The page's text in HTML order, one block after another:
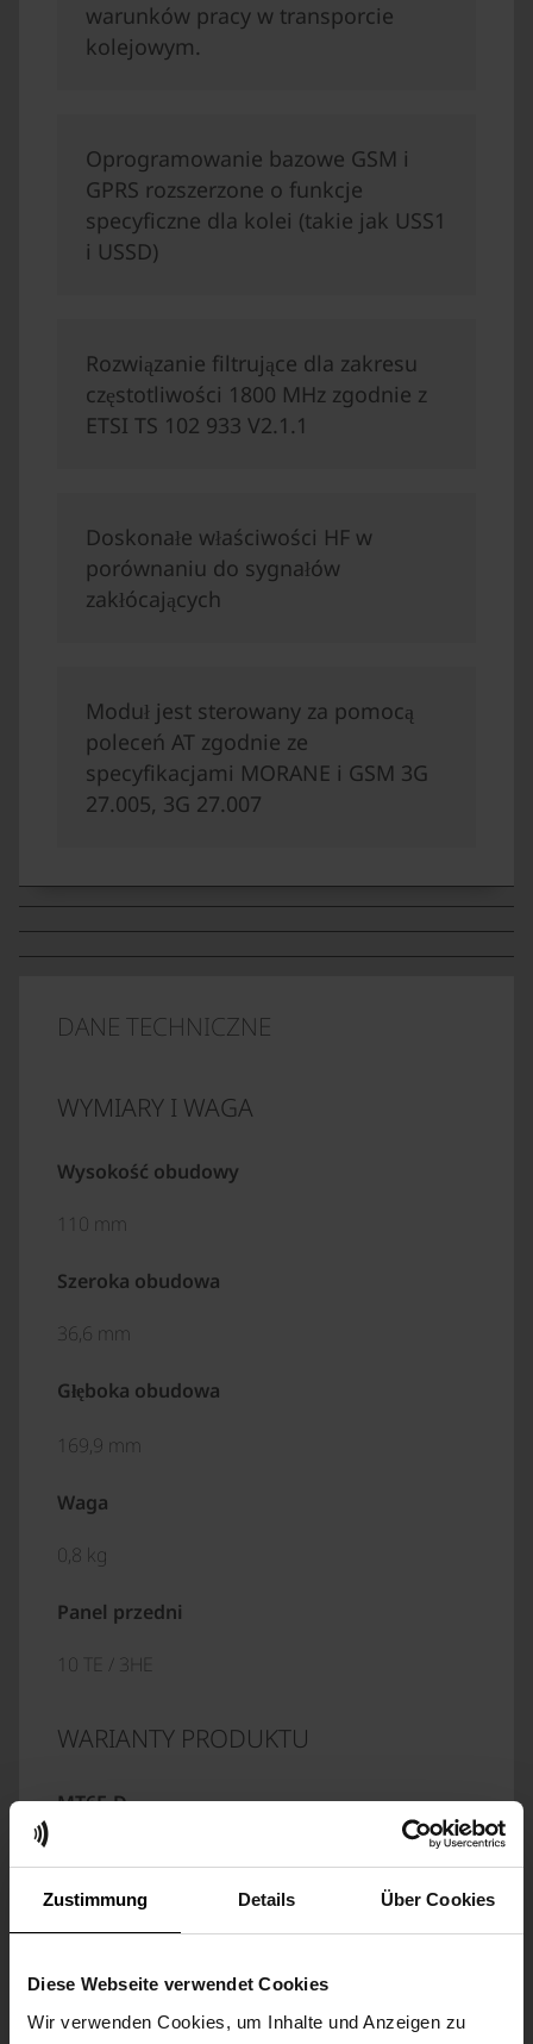
Zustimmung Details Über Cookies
Diese Webseite verwendet Cookies
Wir verwenden Cookies, um Inhalte und Anzeigen zu
warunków pracy w transporcie
kolejowym.
Oprogramowanie bazowe GSM i
GPRS rozszerzone o funkcje
specyficzne dla kolei (takie jak USS1
i USSD)
Rozwiązanie filtrujące dla zakresu
częstotliwości 1800 MHz zgodnie z
ETSI TS 102 933 V2.1.1
Doskonałe właściwości HF w
porównaniu do sygnałów
zakłócających
Moduł jest sterowany za pomocą
poleceń AT zgodnie ze
specyfikacjami MORANE i GSM 3G
27.005, 3G 27.007
DANE TECHNICZNE
WYMIARY I WAGA
Wysokość obudowy
110 mm
Szeroka obudowa
36,6 mm
Głęboka obudowa
169,9 mm
Waga
0,8 kg
Panel przedni
10 TE / 3HE
WARIANTY PRODUKTU
MT6E-D
MT6E-D/FPL